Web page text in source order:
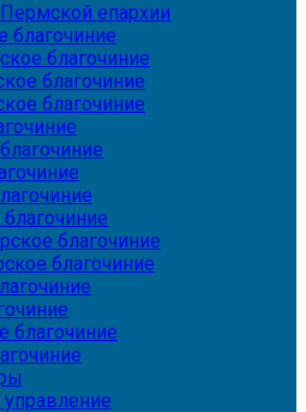
епархии
благочиние
благочиние
благочиние
благочиние
благочиние
благочиние
благочиние